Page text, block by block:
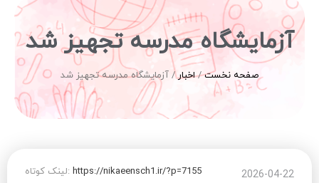
آزمایشگاه مدرسه تجهیز شد
صفحه نخست/اخبار/ آزمایشگاه مدرسه تجهیز شد
2026-04-22 لینک کوتاه: https://nikaeensch1.ir/?p=7155